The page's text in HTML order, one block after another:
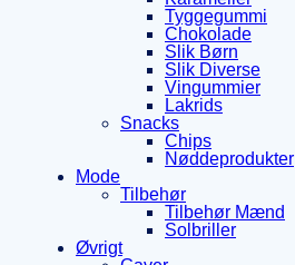
Tyggegummi
Chokolade
Slik Børn
Slik Diverse
Vingummier
Lakrids
Snacks
Chips
Nøddeprodukter
Mode
Tilbehør
Tilbehør Mænd
Solbriller
Øvrigt